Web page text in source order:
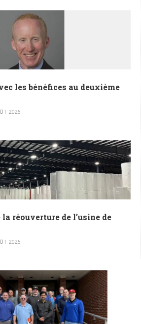
les bénéfices au deuxième
2026
réouverture de l’usine de
2026